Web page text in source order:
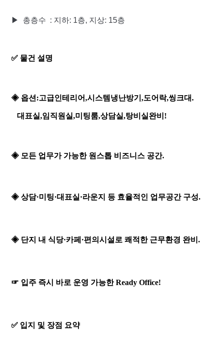
▶ 총층수 : 지하: 1층, 지상: 15층​
✅ 물건 설명
◈ 옵션:고급인테리어,시스템냉난방기,도어락,씽크대.
대표실,임직원실,미팅룸,상담실,탕비실완비!
◈ 모든 업무가 가능한 원스톱 비즈니스 공간.
◈ 상담·미팅·대표실·라운지 등 효율적인 업무공간 구성.
◈ 단지 내 식당·카페·편의시설로 쾌적한 근무환경 완비.
☞ 입주 즉시 바로 운영 가능한 Ready Office!
✅ 입지 및 장점 요약